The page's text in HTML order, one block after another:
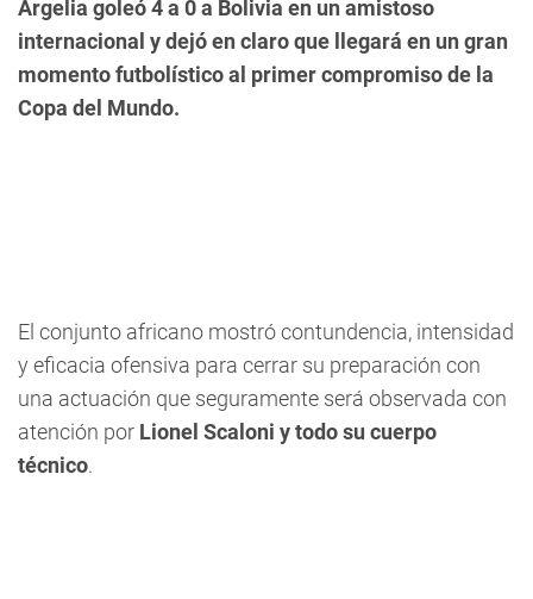
Argelia goleó 4 a 0 a Bolivia en un amistoso
internacional y dejó en claro que llegará en un gran
momento futbolístico al primer compromiso de la
Copa del Mundo.
El conjunto africano mostró contundencia, intensidad
y eficacia ofensiva para cerrar su preparación con
una actuación que seguramente será observada con
atención por Lionel Scaloni y todo su cuerpo
técnico.